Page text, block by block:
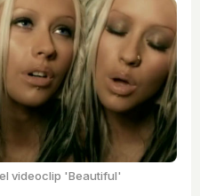
videoclip 'Beautiful'